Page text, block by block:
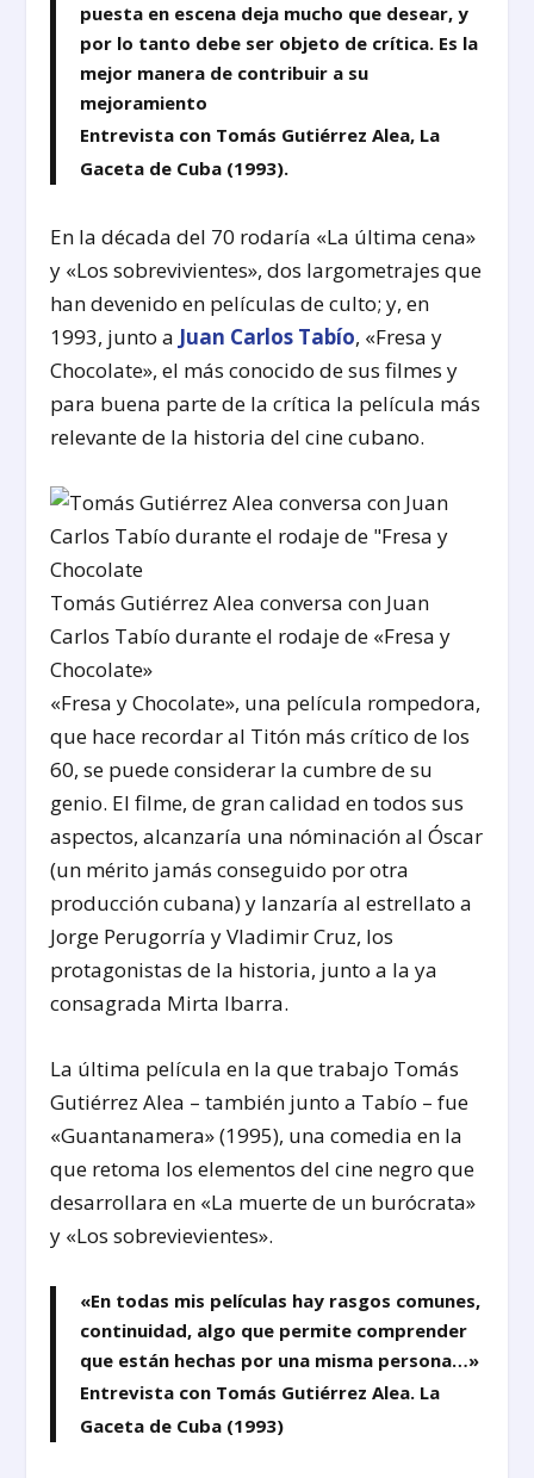
puesta en escena deja mucho que desear, y
por lo tanto debe ser objeto de crítica. Es la
mejor manera de contribuir a su
mejoramiento
Entrevista con Tomás Gutiérrez Alea, La
Gaceta de Cuba (1993).
En la década del 70 rodaría «La última cena»
y «Los sobrevivientes», dos largometrajes que
han devenido en películas de culto; y, en
1993, junto a Juan Carlos Tabío, «Fresa y
Chocolate», el más conocido de sus filmes y
para buena parte de la crítica la película más
relevante de la historia del cine cubano.
Tomás Gutiérrez Alea conversa con Juan
Carlos Tabío durante el rodaje de «Fresa y
Chocolate»
«Fresa y Chocolate», una película rompedora,
que hace recordar al Titón más crítico de los
60, se puede considerar la cumbre de su
genio. El filme, de gran calidad en todos sus
aspectos, alcanzaría una nóminación al Óscar
(un mérito jamás conseguido por otra
producción cubana) y lanzaría al estrellato a
Jorge Perugorría y Vladimir Cruz, los
protagonistas de la historia, junto a la ya
consagrada Mirta Ibarra.
La última película en la que trabajo Tomás
Gutiérrez Alea – también junto a Tabío – fue
«Guantanamera» (1995), una comedia en la
que retoma los elementos del cine negro que
desarrollara en «La muerte de un burócrata»
y «Los sobrevievientes».
«En todas mis películas hay rasgos comunes,
continuidad, algo que permite comprender
que están hechas por una misma persona…»
Entrevista con Tomás Gutiérrez Alea. La
Gaceta de Cuba (1993)